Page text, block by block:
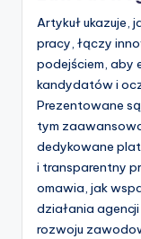
Artykuł ukazuje,
pracy, łączy
podejściem, aby
kandydatów i
Prezentowane
tym
dedykowane
i transparentny
omawia, jak
działania
rozwoju